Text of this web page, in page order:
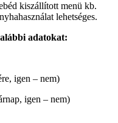
kiszállított menü kb.
lehetséges.
adatokat:
igen – nem)
igen – nem)